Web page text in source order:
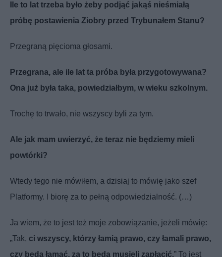
Ile to lat trzeba było żeby podjąć jakąś nieśmiałą
próbę postawienia Ziobry przed Trybunałem Stanu?
Przegraną pięcioma głosami.
Przegrana, ale ile lat ta próba była przygotowywana?
Ona już była taka, powiedziałbym, w wieku szkolnym.
Trochę to trwało, nie wszyscy byli za tym.
Ale jak mam uwierzyć, że teraz nie będziemy mieli
powtórki?
Wtedy tego nie mówiłem, a dzisiaj to mówię jako szef
Platformy. I biorę za to pełną odpowiedzialność. (…)
Ja wiem, że to jest też moje zobowiązanie, jeżeli mówię:
„Tak, ci wszyscy, którzy łamią prawo, czy łamali prawo,
czy będą łamać, za to będą musieli zapłacić.” To jest